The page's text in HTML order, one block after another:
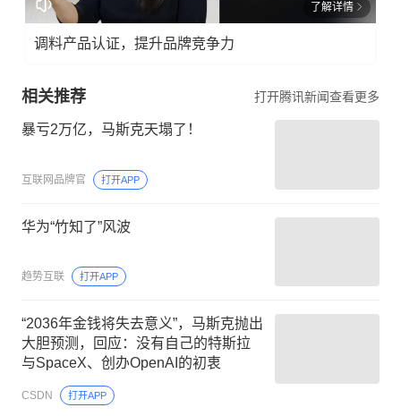
了解详情
调料产品认证，提升品牌竞争力
相关推荐 打开腾讯新闻查看更多
暴亏2万亿，马斯克天塌了！
互联网品牌官 打开APP
华为“竹知了”风波
趋势互联 打开APP
“2036年金钱将失去意义”，马斯克抛出
大胆预测，回应：没有自己的特斯拉
与SpaceX、创办OpenAI的初衷
CSDN 打开APP